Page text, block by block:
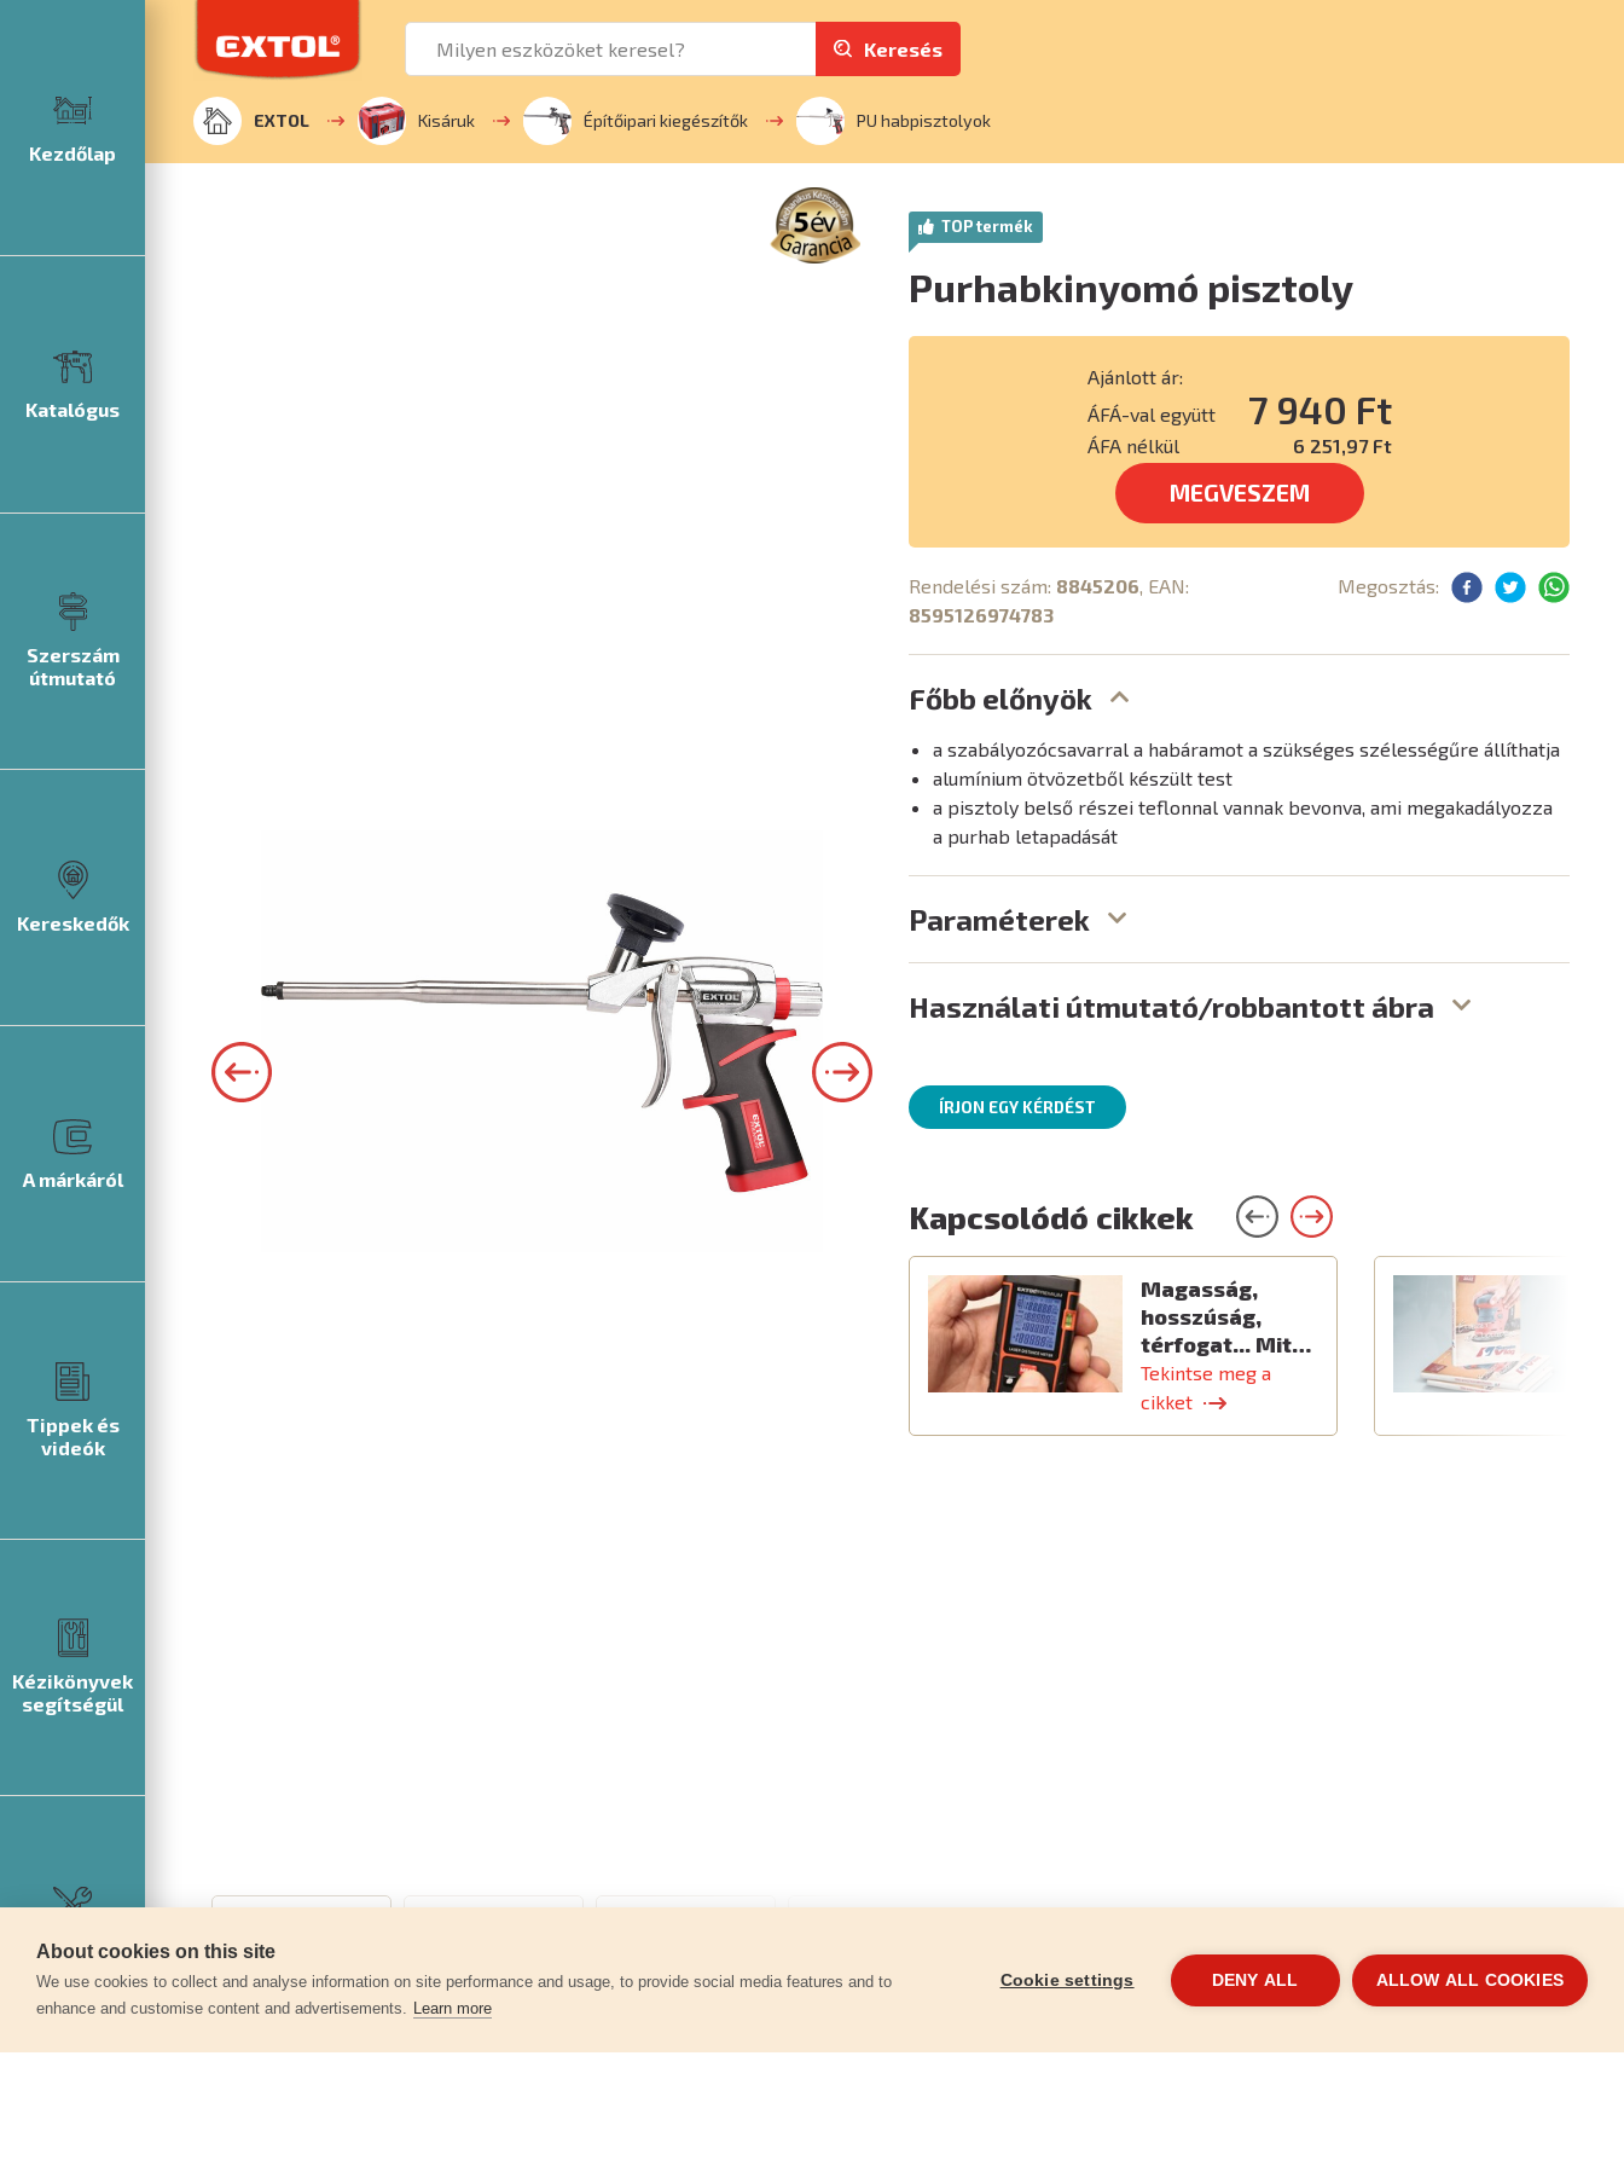
Kezdőlap
Katalógus
Szerszám
útmutató
Kereskedők
A márkáról
Tippek és
videók
Kézikönyvek
segítségül
Szerviz
Keresés
EXTOL Kisáruk Építőipari kiegészítők PU habpisztolyok
TOP termék
Purhabkinyomó pisztoly
Ajánlott ár:
ÁFÁ-val együtt
7 940 Ft
ÁFA nélkül 6 251,97 Ft
MEGVESZEM
Rendelési szám: 8845206 , EAN:
8595126974783
Megosztás:
Főbb előnyök
a szabályozócsavarral a habáramot a szükséges szélességűre állíthatja
alumínium ötvözetből készült test
a pisztoly belső részei teflonnal vannak bevonva, ami megakadályozza
a purhab letapadását
Paraméterek
Használati útmutató/robbantott ábra
ÍRJON EGY KÉRDÉST
Kapcsolódó cikkek
Magasság,
hosszúság,
térfogat... Mit…
Tekintse meg a
cikket
About cookies on this site
We use cookies to collect and analyse information on site performance and usage, to provide social media features and to
enhance and customise content and advertisements. Learn more
Cookie settings DENY ALL ALLOW ALL COOKIES